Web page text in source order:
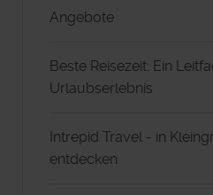
Angebote
Beste Reisezeit: Ein
Urlaubserlebnis
Intrepid Travel - in
entdecken